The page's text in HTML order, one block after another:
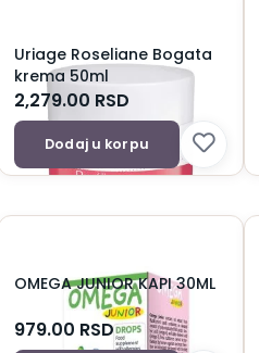
Uriage Roseliane Bogata
krema 50ml
2,279.00 RSD
Dodaj u korpu
OMEGA JUNIOR KAPI 30ML
979.00 RSD